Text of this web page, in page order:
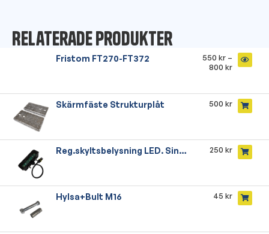
Relaterade produkter
Fristom FT270-FT372 550kr –
800kr
Skärmfäste Strukturplåt 500kr
Reg.skyltsbelysning LED. Singel 250kr
Hylsa+Bult M16 45kr